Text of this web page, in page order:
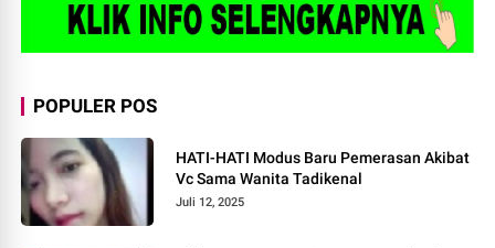
POPULER POS
HATI-HATI Modus Baru Pemerasan Akibat
Vc Sama Wanita Tadikenal
Juli 12, 2025